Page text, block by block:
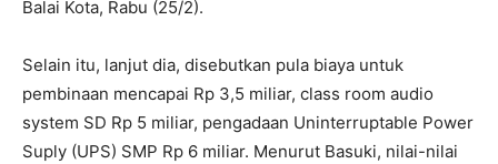
Balai Kota, Rabu (25/2).
Selain itu, lanjut dia, disebutkan pula biaya untuk
pembinaan mencapai Rp 3,5 miliar, class room audio
system SD Rp 5 miliar, pengadaan Uninterruptable Power
Suply (UPS) SMP Rp 6 miliar. Menurut Basuki, nilai-nilai